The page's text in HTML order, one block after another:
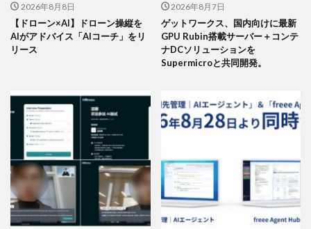
2026年8月8日
【ドローン×AI】ドローン操縦を
AIがアドバイス「AIコーチ」をリ
リース
2026年8月7日
ゲットワークス、国内向けに最新
GPU Rubin搭載サーバー＋コンテ
ナDCソリューションを
Supermicroと共同開発。